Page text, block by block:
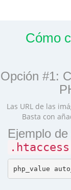
Cómo
Opción #1:
Las URL de las
Basta con
Ejemplo
.htaccess